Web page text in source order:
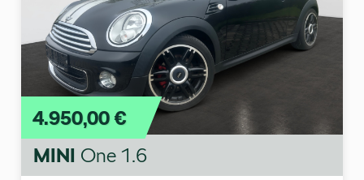
4.950,00 €
MINI One 1.6